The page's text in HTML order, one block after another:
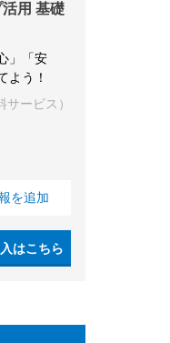
用 基礎
」「安
よう！
ービス）
を追加
はこちら